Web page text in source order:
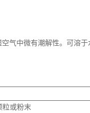
气中微有潮解性。可溶
粒或粉末